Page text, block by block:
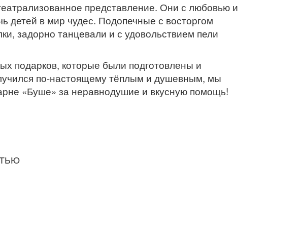
представление. Они с любовью и
детей в мир чудес. Подопечные с восторгом
задорно танцевали и с удовольствием пели
подарков, которые были подготовлены и
по-настоящему тёплым и душевным, мы
«Буше» за неравнодушие и вкусную помощь!